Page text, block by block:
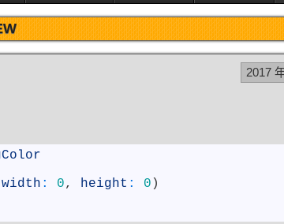
2017
width : 0, height : 0 )